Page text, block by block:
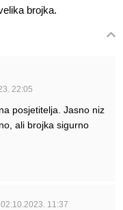
brojka.
22:05
posjetitelja. Jasno niz
ali brojka sigurno
02.10.2023. 11:37